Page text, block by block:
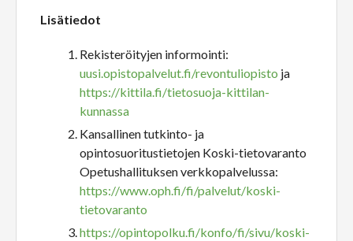
Lisätiedot
Rekisteröityjen informointi:
uusi.opistopalvelut.fi/revontuliopisto ja
https://kittila.fi/tietosuoja-kittilan-
kunnassa
Kansallinen tutkinto- ja
opintosuoritustietojen Koski-tietovaranto
Opetushallituksen verkkopalvelussa:
https://www.oph.fi/fi/palvelut/koski-
tietovaranto
https://opintopolku.fi/konfo/fi/sivu/koski-